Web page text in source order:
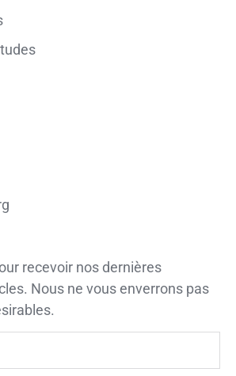
recevoir nos dernières
Nous ne vous enverrons pas